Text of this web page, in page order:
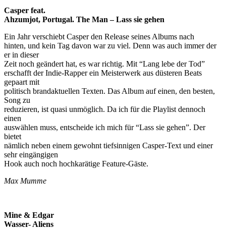
Casper feat.
Ahzumjot, Portugal. The Man – Lass sie gehen
Ein Jahr verschiebt Casper den Release seines Albums nach
hinten, und kein Tag davon war zu viel. Denn was auch immer der
er in dieser
Zeit noch geändert hat, es war richtig. Mit “Lang lebe der Tod”
erschafft der Indie-Rapper ein Meisterwerk aus düsteren Beats
gepaart mit
politisch brandaktuellen Texten. Das Album auf einen, den besten,
Song zu
reduzieren, ist quasi unmöglich. Da ich für die Playlist dennoch
einen
auswählen muss, entscheide ich mich für “Lass sie gehen”. Der
bietet
nämlich neben einem gewohnt tiefsinnigen Casper-Text und einer
sehr eingängigen
Hook auch noch hochkarätige Feature-Gäste.
Max Mumme
Mine & Edgar
Wasser- Aliens